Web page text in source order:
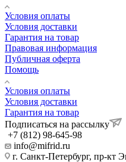
Условия оплаты
Условия доставки
Гарантия на товар
Правовая информация
Публичная оферта
Помощь
Условия оплаты
Условия доставки
Гарантия на товар
Подписаться на рассылку
+7 (812) 98-645-98
info@mifrid.ru
г. Санкт-Петербург, пр-кт